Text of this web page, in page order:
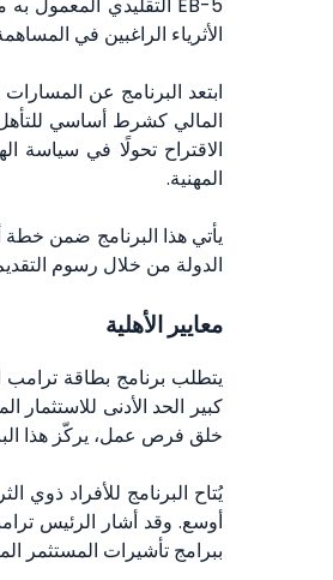
الأثرياء الراغبين في
ابتعد البرنامج عن المسارات
المالي كشرط أساسي
الاقتراح تحولًا في سياسة
المهنية.
يأتي هذا البرنامج ضمن خطة
الدولة من خلال رسوم
معايير الأهلية
خلق فرص عمل، يركّز هذا
يُتاح البرنامج للأفراد
ببرامج تأشيرات المستثمر